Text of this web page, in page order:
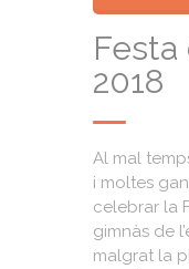
Festa
2018
Al mal
i moltes
celebrar la
gimnàs de
malgrat la